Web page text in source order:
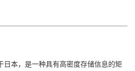
日本，是一种具有高密度存储信息的矩